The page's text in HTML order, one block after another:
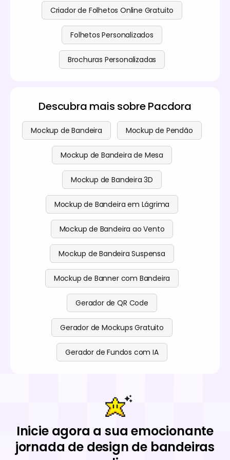
Criador de Folhetos Online Gratuito
Folhetos Personalizados
Brochuras Personalizadas
Descubra mais sobre Pacdora
Mockup de Bandeira Mockup de Pendão
Mockup de Bandeira de Mesa
Mockup de Bandeira 3D
Mockup de Bandeira em Lágrima
Mockup de Bandeira ao Vento
Mockup de Bandeira Suspensa
Mockup de Banner com Bandeira
Gerador de QR Code
Gerador de Mockups Gratuito
Gerador de Fundos com IA
Inicie agora a sua emocionante
jornada de design de bandeiras